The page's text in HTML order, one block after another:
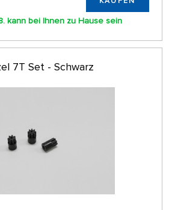
kann bei Ihnen zu Hause sein
7T Set - Schwarz